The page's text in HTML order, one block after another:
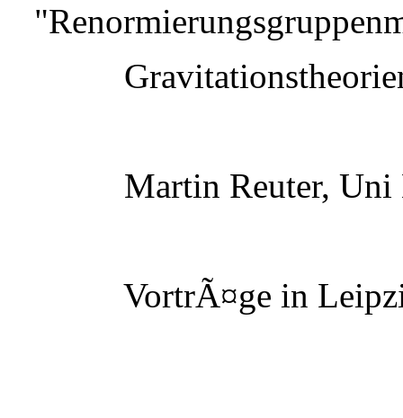
Martin Reuter, Uni
VortrÃ¤ge in